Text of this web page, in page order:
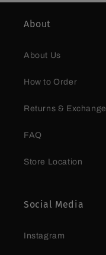
About
About Us
How to Order
Returns & Exchange
FAQ
Store Location
Social Media
Instagram